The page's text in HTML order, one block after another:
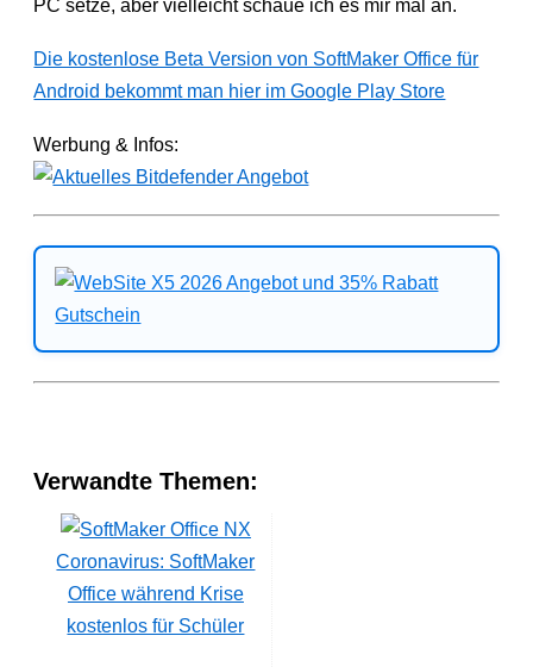
PC setze, aber vielleicht schaue ich es mir mal an.
Die kostenlose Beta Version von SoftMaker Office für
Android bekommt man hier im Google Play Store
Werbung & Infos:
Verwandte Themen:
Coronavirus: SoftMaker
Office während Krise
kostenlos für Schüler